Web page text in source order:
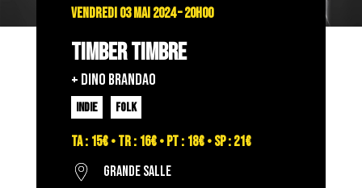
VENDREDI 03 MAI 2024 – 20H00
TIMBER TIMBRE
+ DINO BRANDAO
INDIE FOLK
TA : 15€ • TR : 16€ • PT : 18€ • SP : 21€
Grande salle